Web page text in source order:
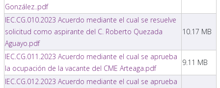
González..pdf
IEC.CG.010.2023 Acuerdo mediante el cual se resuelve
solicitud como aspirante del C. Roberto Quezada
Aguayo.pdf
10.17 MB
IEC.CG.011.2023 Acuerdo mediante el cual se aprueba
la ocupación de la vacante del CME Arteaga.pdf
9.11 MB
IEC.CG.012.2023 Acuerdo mediante el cual se aprueba